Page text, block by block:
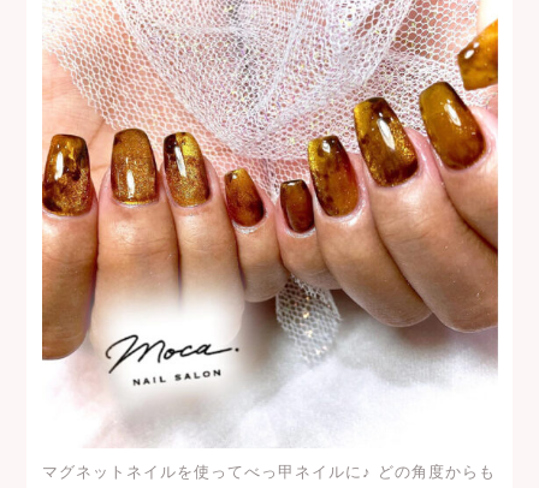
マグネットネイルを使ってべっ甲ネイルに♪ どの角度からも